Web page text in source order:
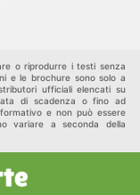
o riprodurre i testi senza
e le brochure sono solo a
ufficiali elencati su
di scadenza o fino ad
e non può essere
variare a seconda della